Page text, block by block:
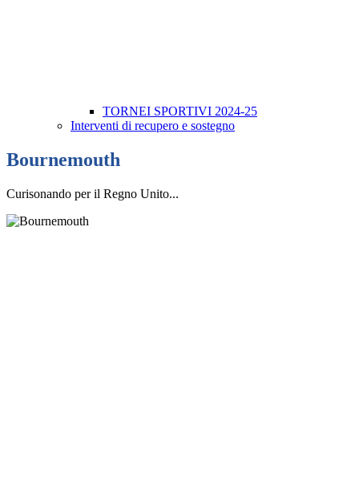
TORNEI SPORTIVI 2024-25
Interventi di recupero e sostegno
Bournemouth
Curisonando per il Regno Unito...